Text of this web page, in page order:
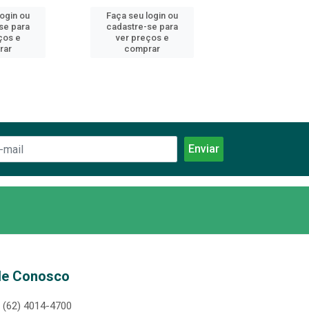
ou
para
e
Faça seu login ou
cadastre-se para
ver preços e
comprar
Conosco
(62) 4014-4700